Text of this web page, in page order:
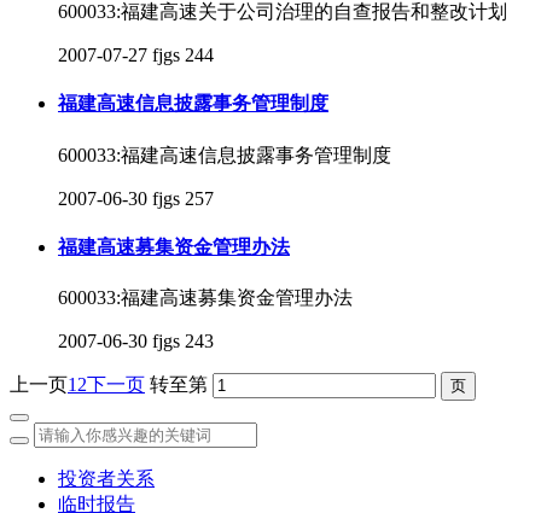
600033:福建高速关于公司治理的自查报告和整改计划
2007-07-27 fjgs 244
福建高速信息披露事务管理制度
600033:福建高速信息披露事务管理制度
2007-06-30 fjgs 257
福建高速募集资金管理办法
600033:福建高速募集资金管理办法
2007-06-30 fjgs 243
上一页1 2下一页 转至第
投资者关系
临时报告